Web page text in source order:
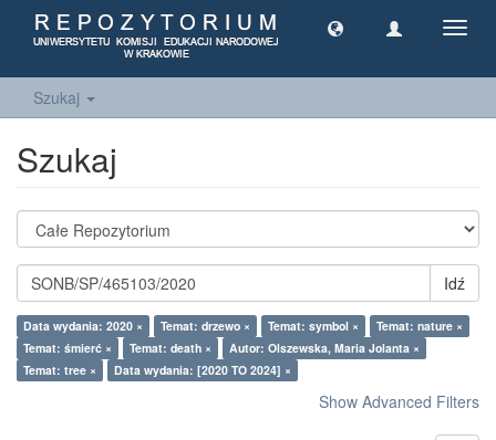
Szukaj
Szukaj
Idź
Data wydania: 2020 × Temat: drzewo × Temat: symbol ×
Temat: nature ×
Temat: śmierć ×
Temat: death ×
Autor: Olszewska, Maria Jolanta ×
Temat: tree ×
Data wydania: [2020 TO 2024] ×
Show Advanced Filters